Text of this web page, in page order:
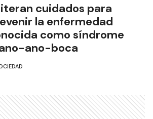
cuidados para
la enfermedad
como síndrome
ano-boca